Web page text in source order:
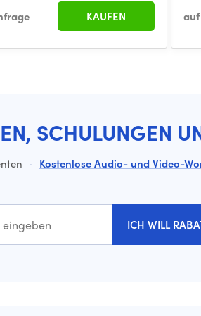
KAUFEN
SCHULUNGEN
· Kostenlose Audio- und Video-
ICH WILL